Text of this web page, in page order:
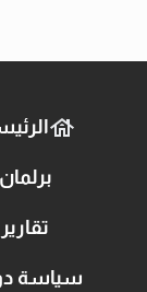
برلمان
تقارير
سياسة